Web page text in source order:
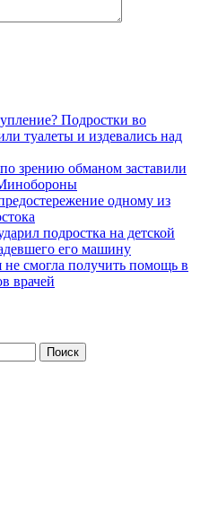
Подростки во
туалеты и издевались над
зрению обманом заставили
одному из
подростка на детской
его машину
смогла получить помощь в
врачей